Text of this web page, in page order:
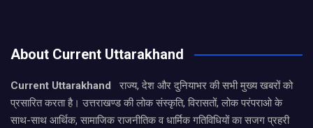
About Current Uttarakhand
Current Uttarakhand
राज्य, देश और दुनियाभर की सभी मुख्य खबरों को
प्रसारित करता है। उत्तराखण्ड की लोक संस्कृति, विरासतों, लोक परंपराओ के
साथ-साथ आर्थिक, सामाजिक राजनीतिक व धार्मिक गतिविधियों का सजग प्रहरी